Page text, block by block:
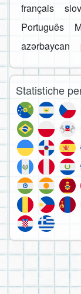
français
Português
azərbaycan
Statistiche